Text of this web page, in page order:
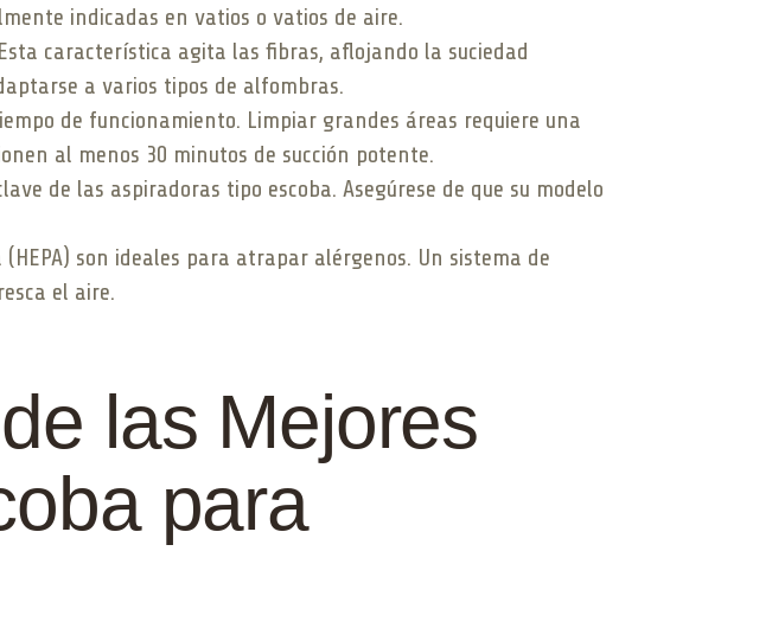
indicadas en vatios o vatios de aire.
característica agita las fibras, aflojando la suciedad
a varios tipos de alfombras.
de funcionamiento. Limpiar grandes áreas requiere una
al menos 30 minutos de succión potente.
de las aspiradoras tipo escoba. Asegúrese de que su modelo
son ideales para atrapar alérgenos. Un sistema de
el aire.
las Mejores
para